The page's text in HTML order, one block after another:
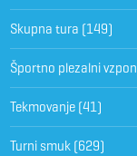
Skupna tura (149)
Športno plezalni vzpon
Tekmovanje(41)
Turni smuk(629)